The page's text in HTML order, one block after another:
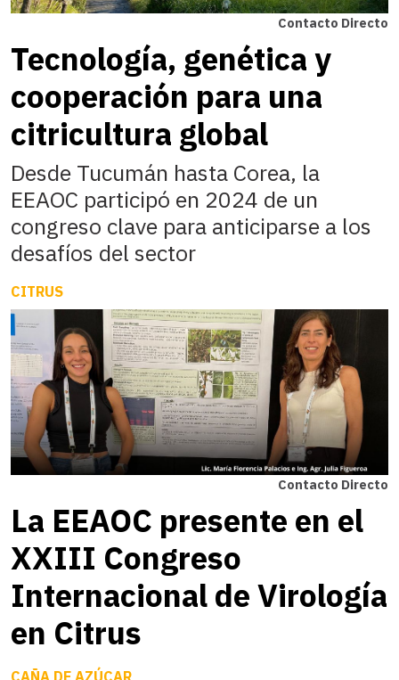
Contacto Directo
Tecnología, genética y
cooperación para una
citricultura global
Desde Tucumán hasta Corea, la
EEAOC participó en 2024 de un
congreso clave para anticiparse a los
desafíos del sector
CITRUS
Contacto Directo
La EEAOC presente en el
XXIII Congreso
Internacional de Virología
en Citrus
CAÑA DE AZÚCAR